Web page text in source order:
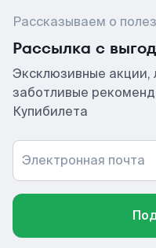
Рассказываем о
Рассылка с
Эксклюзивные акции,
заботливые
Купибилета
Электронная почта